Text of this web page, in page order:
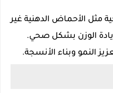
مثل الأحماض الدهنية غير
الوزن بشكل صحي.
النمو وبناء الأنسجة.